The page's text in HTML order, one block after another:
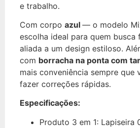
e trabalho.
Com corpo azul — o modelo
escolha ideal para quem busca
aliada a um design estiloso.
com borracha na ponta com
mais conveniência sempre que
fazer correções rápidas.
Especificações:
Produto 3 em 1: Lapiseira